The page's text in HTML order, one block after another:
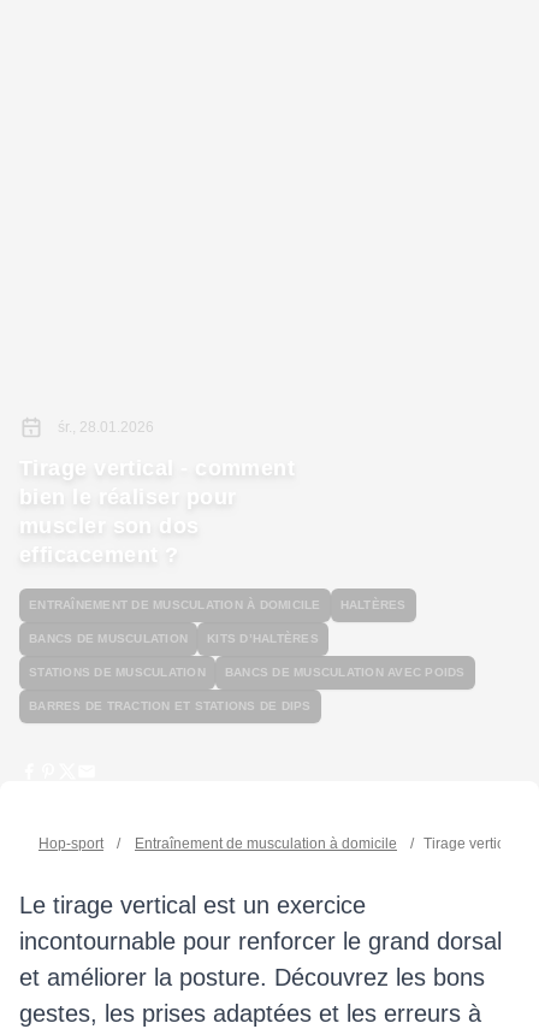
śr., 28.01.2026
Tirage vertical - comment
bien le réaliser pour
muscler son dos
efficacement ?
ENTRAÎNEMENT DE MUSCULATION À DOMICILE HALTÈRES
BANCS DE MUSCULATION KITS D’HALTÈRES
STATIONS DE MUSCULATION BANCS DE MUSCULATION AVEC POIDS
BARRES DE TRACTION ET STATIONS DE DIPS
Hop-sport / Entraînement de musculation à domicile / Tirage vertical -
Le tirage vertical est un exercice
incontournable pour renforcer le grand dorsal
et améliorer la posture. Découvrez les bons
gestes, les prises adaptées et les erreurs à